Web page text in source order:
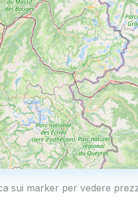
sui marker per vedere